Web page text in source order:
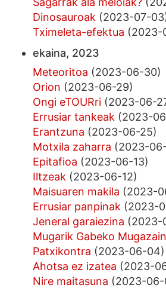
Dinosauroak (2023-07-
Tximeleta-efektua (2023-
ekaina, 2023
Meteoritoa (2023-06-30)
Orion (2023-06-29)
Ongi eTOURri (2023-06-
Errusiar tankeak (2023-
Erantzuna (2023-06-25)
Motxila zaharra (2023-
Epitafioa (2023-06-13)
Iltzeak (2023-06-12)
Maisuaren makila (2023-
Errusiar panpinak (2023-
Jeneral garaiezina (2023-
Mugarik Gabeko
Patxikontra (2023-06-04)
Ahotsa ez izatea (2023-
Nire maitasuna (2023-06-